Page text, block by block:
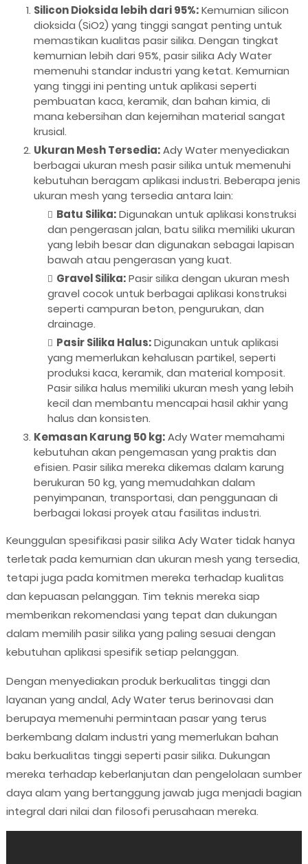
Silicon Dioksida lebih dari 95%:Kemurnian silicon
dioksida (SiO2) yang tinggi sangat penting untuk
memastikan kualitas pasir silika. Dengan tingkat
kemurnian lebih dari 95%, pasir silika Ady Water
memenuhi standar industri yang ketat. Kemurnian
yang tinggi ini penting untuk aplikasi seperti
pembuatan kaca, keramik, dan bahan kimia, di
mana kebersihan dan kejernihan material sangat
krusial.
Ukuran Mesh Tersedia:Ady Water menyediakan
berbagai ukuran mesh pasir silika untuk memenuhi
kebutuhan beragam aplikasi industri. Beberapa jenis
ukuran mesh yang tersedia antara lain:
Batu Silika:Digunakan untuk aplikasi konstruksi
dan pengerasan jalan, batu silika memiliki ukuran
yang lebih besar dan digunakan sebagai lapisan
bawah atau pengerasan yang kuat.
Gravel Silika:Pasir silika dengan ukuran mesh
gravel cocok untuk berbagai aplikasi konstruksi
seperti campuran beton, pengurukan, dan
drainage.
Pasir Silika Halus:Digunakan untuk aplikasi
yang memerlukan kehalusan partikel, seperti
produksi kaca, keramik, dan material komposit.
Pasir silika halus memiliki ukuran mesh yang lebih
kecil dan membantu mencapai hasil akhir yang
halus dan konsisten.
Kemasan Karung 50 kg:Ady Water memahami
kebutuhan akan pengemasan yang praktis dan
efisien. Pasir silika mereka dikemas dalam karung
berukuran 50 kg, yang memudahkan dalam
penyimpanan, transportasi, dan penggunaan di
berbagai lokasi proyek atau fasilitas industri.
Keunggulan spesifikasi pasir silika Ady Water tidak hanya
terletak pada kemurnian dan ukuran mesh yang tersedia,
tetapi juga pada komitmen mereka terhadap kualitas
dan kepuasan pelanggan. Tim teknis mereka siap
memberikan rekomendasi yang tepat dan dukungan
dalam memilih pasir silika yang paling sesuai dengan
kebutuhan aplikasi spesifik setiap pelanggan.
Dengan menyediakan produk berkualitas tinggi dan
layanan yang andal, Ady Water terus berinovasi dan
berupaya memenuhi permintaan pasar yang terus
berkembang dalam industri yang memerlukan bahan
baku berkualitas tinggi seperti pasir silika. Dukungan
mereka terhadap keberlanjutan dan pengelolaan sumber
daya alam yang bertanggung jawab juga menjadi bagian
integral dari nilai dan filosofi perusahaan mereka.